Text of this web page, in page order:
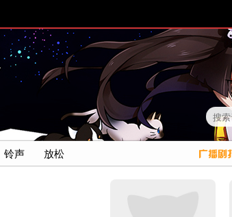
铃声 放松